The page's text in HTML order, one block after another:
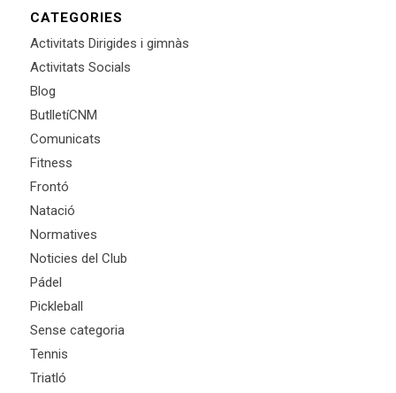
CATEGORIES
Activitats Dirigides i gimnàs
Activitats Socials
Blog
ButlletíCNM
Comunicats
Fitness
Frontó
Natació
Normatives
Noticies del Club
Pádel
Pickleball
Sense categoria
Tennis
Triatló